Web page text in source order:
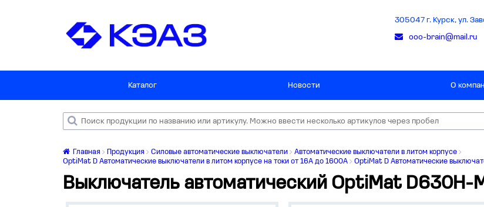
305047 г. Курск, ул.
ooo-brain@mail.ru
Каталог Новости О
Главная Продукция Силовые автоматические выключатели
Автоматические выключатели в литом корпусе
OptiMat D Автоматические выключатели в литом корпусе на токи от 16А до 1600А
OptiMat D Автоматические
Выключатель автоматический OptiMat D630H-